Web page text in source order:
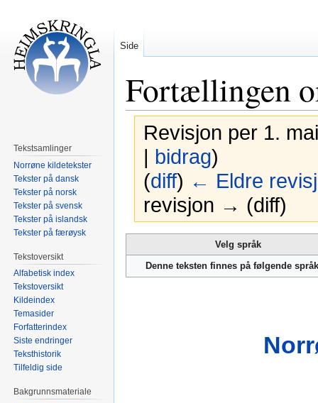
Fortællingen
Revisjon per 1.
| bidrag)
(diff) ← Eldre
revisjon → (diff)
til
navigering
til
Velg språk
Denne teksten finnes på følgende
Side
Tekstsamlinger
Norrøne kildetekster
Tekster på dansk
Tekster på norsk
Tekster på svensk
Tekster på islandsk
Tekster på færøysk
Tekstoversikt
Alfabetisk index
Tekstoversikt
Kildeindex
Temasider
Forfatterindex
Siste endringer
Teksthistorik
Tilfeldig side
Bakgrunnsmateriale